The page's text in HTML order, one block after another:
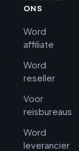
ONS
Word
affiliate
Word
reseller
Voor
reisbureaus
Word
leverancier